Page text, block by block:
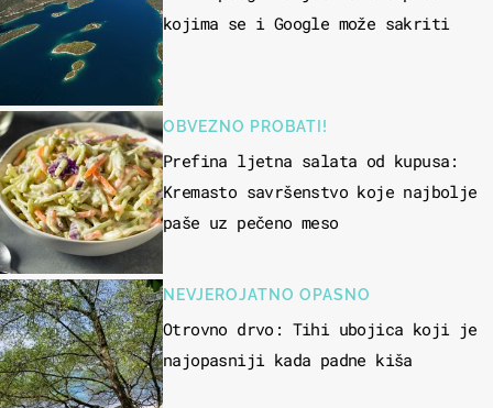
kojima se i Google može sakriti
OBVEZNO PROBATI!
Prefina ljetna salata od kupusa:
Kremasto savršenstvo koje najbolje
paše uz pečeno meso
NEVJEROJATNO OPASNO
Otrovno drvo: Tihi ubojica koji je
najopasniji kada padne kiša